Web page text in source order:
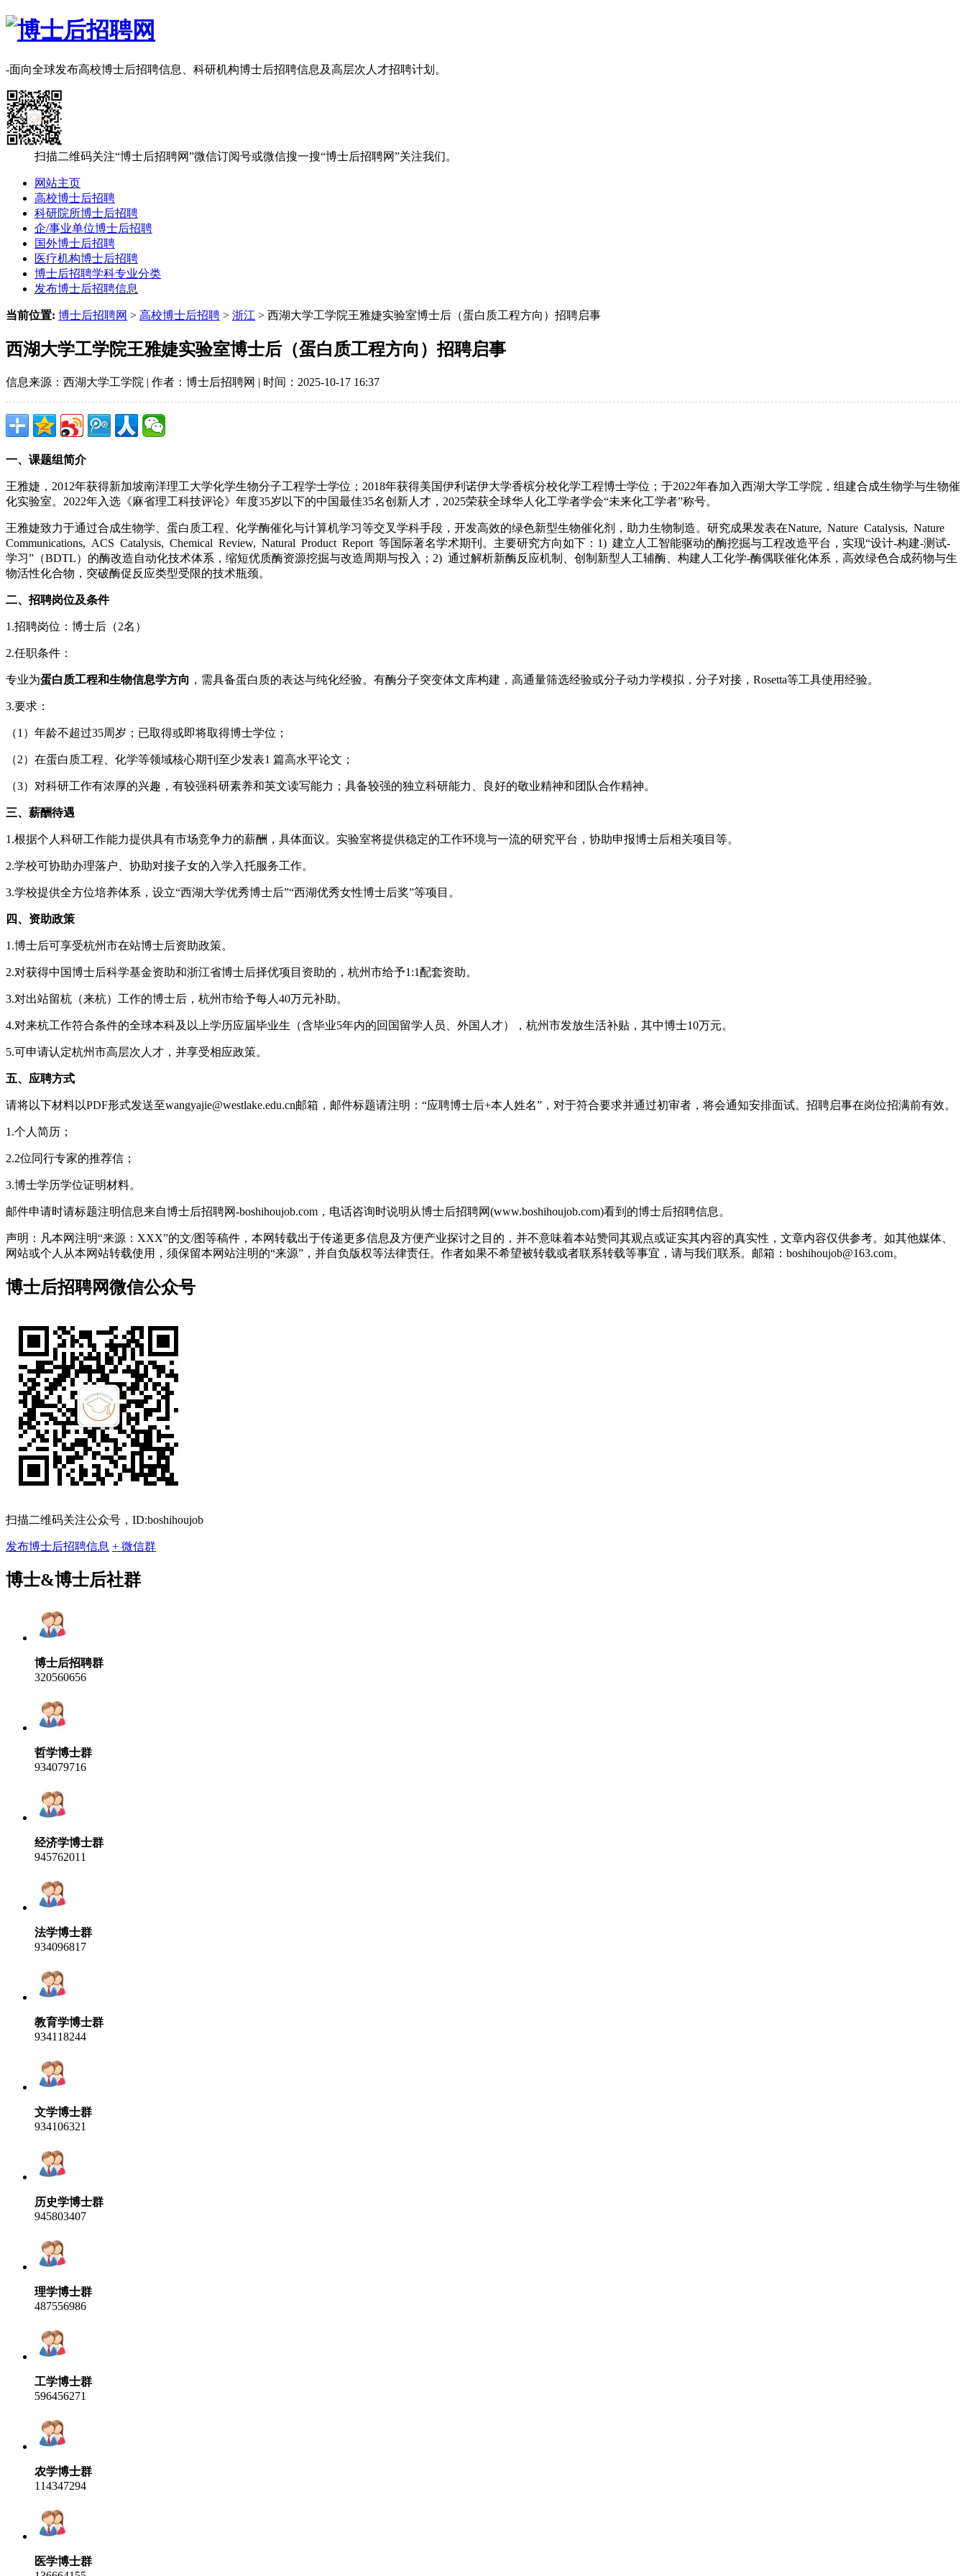
-面向全球发布高校博士后招聘信息、科研机构博士后招聘信息及高层次人才招聘计划。
扫描二维码关注“博士后招聘网”微信订阅号或微信搜一搜“博士后招聘网”关注我们。
网站主页
高校博士后招聘
科研院所博士后招聘
企/事业单位博士后招聘
国外博士后招聘
医疗机构博士后招聘
博士后招聘学科专业分类
发布博士后招聘信息
当前位置: 博士后招聘网 > 高校博士后招聘 > 浙江 > 西湖大学工学院王雅婕实验室博士后（蛋白质工程方向）招聘启事
西湖大学工学院王雅婕实验室博士后（蛋白质工程方向）招聘启事
信息来源：西湖大学工学院 | 作者：博士后招聘网 | 时间：2025-10-17 16:37
一、课题组简介
王雅婕，2012年获得新加坡南洋理工大学化学生物分子工程学士学位；2018年获得美国伊利诺伊大学香槟分校化学工程博士学位；于2022年春加入西湖大学工学院，组建合成生物学与生物催
化实验室。2022年入选《麻省理工科技评论》年度35岁以下的中国最佳35名创新人才，2025荣获全球华人化工学者学会“未来化工学者”称号。
王雅婕致力于通过合成生物学、蛋白质工程、化学酶催化与计算机学习等交叉学科手段，开发高效的绿色新型生物催化剂，助力生物制造。研究成果发表在Nature, Nature Catalysis, Nature
Communications, ACS Catalysis, Chemical Review, Natural Product Report 等国际著名学术期刊。主要研究方向如下：1) 建立人工智能驱动的酶挖掘与工程改造平台，实现“设计-构建-测试-
学习”（BDTL）的酶改造自动化技术体系，缩短优质酶资源挖掘与改造周期与投入；2) 通过解析新酶反应机制、创制新型人工辅酶、构建人工化学-酶偶联催化体系，高效绿色合成药物与生
物活性化合物，突破酶促反应类型受限的技术瓶颈。
二、招聘岗位及条件
1.招聘岗位：博士后（2名）
2.任职条件：
专业为蛋白质工程和生物信息学方向 ，需具备蛋白质的表达与纯化经验。有酶分子突变体文库构建，高通量筛选经验或分子动力学模拟，分子对接，Rosetta等工具使用经验。
3.要求：
（1）年龄不超过35周岁；已取得或即将取得博士学位；
（2）在蛋白质工程、化学等领域核心期刊至少发表1 篇高水平论文；
（3）对科研工作有浓厚的兴趣，有较强科研素养和英文读写能力；具备较强的独立科研能力、良好的敬业精神和团队合作精神。
三、薪酬待遇
1.根据个人科研工作能力提供具有市场竞争力的薪酬，具体面议。实验室将提供稳定的工作环境与一流的研究平台，协助申报博士后相关项目等。
2.学校可协助办理落户、协助对接子女的入学入托服务工作。
3.学校提供全方位培养体系，设立“西湖大学优秀博士后”“西湖优秀女性博士后奖”等项目。
四、资助政策
1.博士后可享受杭州市在站博士后资助政策。
2.对获得中国博士后科学基金资助和浙江省博士后择优项目资助的，杭州市给予1:1配套资助。
3.对出站留杭（来杭）工作的博士后，杭州市给予每人40万元补助。
4.对来杭工作符合条件的全球本科及以上学历应届毕业生（含毕业5年内的回国留学人员、外国人才），杭州市发放生活补贴，其中博士10万元。
5.可申请认定杭州市高层次人才，并享受相应政策。
五、应聘方式
请将以下材料以PDF形式发送至wangyajie@westlake.edu.cn邮箱，邮件标题请注明：“应聘博士后+本人姓名”，对于符合要求并通过初审者，将会通知安排面试。招聘启事在岗位招满前有效。
1.个人简历；
2.2位同行专家的推荐信；
3.博士学历学位证明材料。
邮件申请时请标题注明信息来自博士后招聘网-boshihoujob.com，电话咨询时说明从博士后招聘网(www.boshihoujob.com)看到的博士后招聘信息。
声明：凡本网注明“来源：XXX”的文/图等稿件，本网转载出于传递更多信息及方便产业探讨之目的，并不意味着本站赞同其观点或证实其内容的真实性，文章内容仅供参考。如其他媒体、
网站或个人从本网站转载使用，须保留本网站注明的“来源”，并自负版权等法律责任。作者如果不希望被转载或者联系转载等事宜，请与我们联系。邮箱：boshihoujob@163.com。
博士后招聘网微信公众号
扫描二维码关注公众号，ID:boshihoujob
发布博士后招聘信息 + 微信群
博士&博士后社群
博士后招聘群
320560656
哲学博士群
934079716
经济学博士群
945762011
法学博士群
934096817
教育学博士群
934118244
文学博士群
934106321
历史学博士群
945803407
理学博士群
487556986
工学博士群
596456271
农学博士群
114347294
医学博士群